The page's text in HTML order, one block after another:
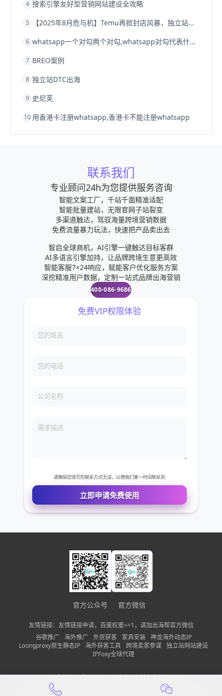
4 搜索引擎友好型营销网站建设全攻略
5 【2025年8月危与机】Temu再掀封店风暴，独立站才是跨境卖家的避险通道
6 whatsapp一个对勾两个对勾,whatsapp对勾代表什么意思
7 BREO案例
8 独立站DTC出海
9 史尼芙
10 用香港卡注册whatsapp,香港卡不能注册whatsapp
联系我们
专业顾问24h为您提供服务咨询
智能文案工厂，千站千面精准适配
智能批量建站，无限官网子站裂变
多渠道触达，驾驭海量跨境营销数据
免费流量暴力玩法，快速把产品卖出去
智启全球商机，AI引擎一键触达目标客群
AI多语言引擎加持，让品牌跨境生意更高效
智能客服7×24响应，赋能客户优化服务方案
深挖精准用户数据，定制一站式品牌出海营销
400-086-9686
您的姓名
您的电话
请确保您填写的联系方式无误，以便我们第一时间联系到
立即申请免费使用
官方公众号 官方微信
友情链接：友情链接申请，百度权重>=1，请加出海帮官方微信
谷歌推广
海外推广 外贸获客 家具安装
神龙海外动态IP
Loongproxy原生静态IP 海外获客工具 跨境卖家参谋 独立站网站建设
IPFoxy全球代理
公司名称：中巨量（深圳）科技有限公司
备案信息：粤ICP备2022150197号-13 隐私政策